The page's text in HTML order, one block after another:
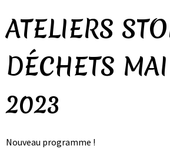
ATELIERS
DÉCHETS
2023
Nouveau programme !